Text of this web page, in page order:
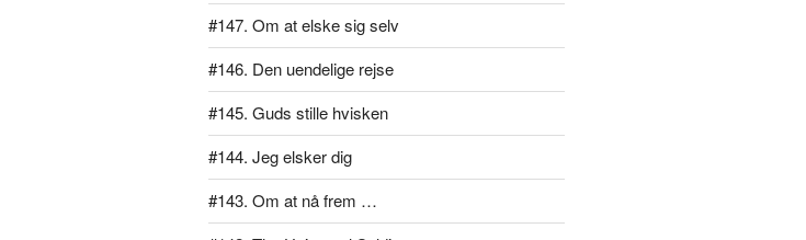
#147. Om at elske sig selv
#146. Den uendelige rejse
#145. Guds stille hvisken
#144. Jeg elsker dig
#143. Om at nå frem …